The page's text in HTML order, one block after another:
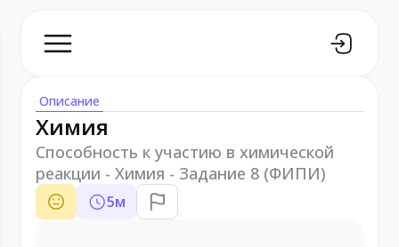
Описание
Химия
Способность к участию в химической
реакции - Химия - Задание 8 (ФИПИ)
5м